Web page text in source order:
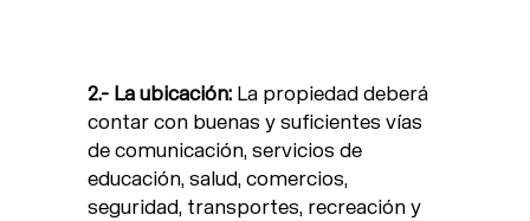
2.- La ubicación: La propiedad deberá
contar con buenas y suficientes vías
de comunicación, servicios de
educación, salud, comercios,
seguridad, transportes, recreación y